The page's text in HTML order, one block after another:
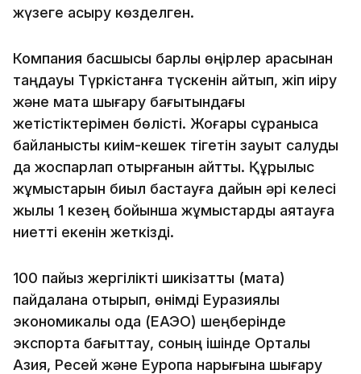
жүзеге асыру көзделген.
Компания басшысы барлық өңірлер арасынан
таңдауы Түркістанға түскенін айтып, жіп иіру
және мата шығару бағытындағы
жетістіктерімен бөлісті. Жоғары сұранысқа
байланысты киім-кешек тігетін зауыт салуды
да жоспарлап отырғанын айтты. Құрылыс
жұмыстарын биыл бастауға дайын әрі келесі
жылы 1 кезең бойынша жұмыстарды аяқтауға
ниетті екенін жеткізді.
100 пайыз жергілікті шикізатты (мақта)
пайдалана отырып, өнімді Еуразиялық
экономикалық одақ (ЕАЭО) шеңберінде
экспортқа бағыттау, соның ішінде Орталық
Азия, Ресей және Еуропа нарығына шығару